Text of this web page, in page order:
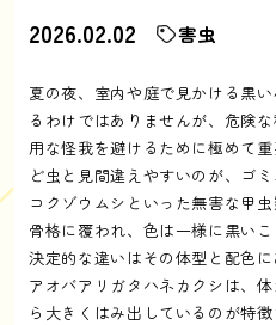
2026.02.02 害虫
夏の夜、室内や庭で見かける黒
るわけではありませんが、危険
用な怪我を避けるために極めて
ど虫と見間違えやすいのが、ゴ
コクゾウムシといった無害な甲
骨格に覆われ、色は一様に黒い
決定的な違いはその体型と配色
アオバアリガタハネカクシは、
ら大きくはみ出しているのが特